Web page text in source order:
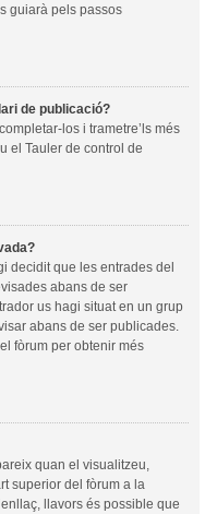
guiarà pels passos
de publicació?
los i trametre’ls més
el Tauler de control de
decidit que les entrades del
abans de ser
us hagi situat en un grup
abans de ser publicades.
fòrum per obtenir més
quan el visualitzeu,
superior del fòrum a la
llavors és possible que